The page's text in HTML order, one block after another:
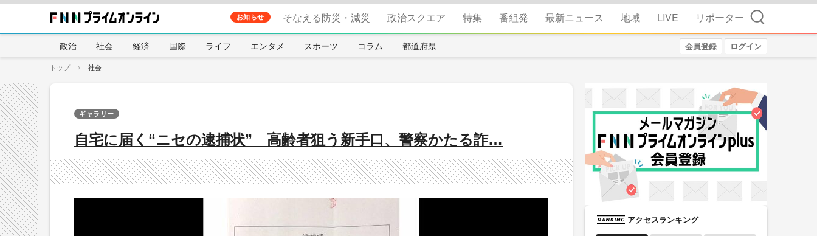
お知らせ そなえる防災・減災 政治スクエア 特集 番組発 最新ニュース 地域 LIVE リポーター 検索
政治 社会 経済 国際 ライフ エンタメ スポーツ コラム 都道府県 会員登録 ログイン
トップ 社会
自宅に届く“ニセの逮捕状” 高齢者狙う新手口、警察かたる詐…
ギャラリー
アクセスランキング